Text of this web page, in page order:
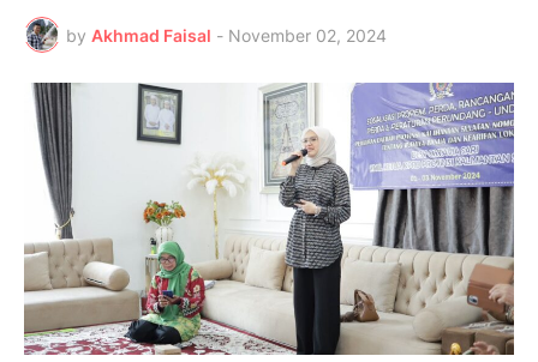
by Akhmad Faisal - November 02, 2024